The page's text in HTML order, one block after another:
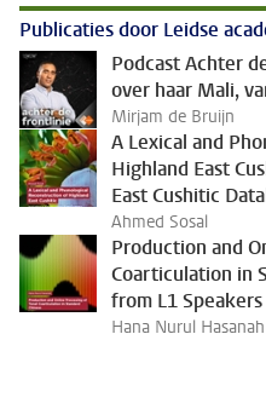
Publicaties door Leidse
Podcast Achter
over haar Mali,
Mirjam de Bruijn
A Lexical and
Highland East
East Cushitic
Ahmed Sosal
Production and
Coarticulation in
from L1
Hana Nurul Hasanah